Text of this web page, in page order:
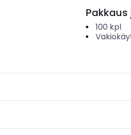
100 kpl